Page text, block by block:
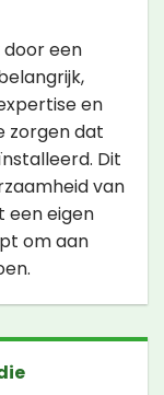
een
en
zorgen dat
Dit
van
een eigen
om aan